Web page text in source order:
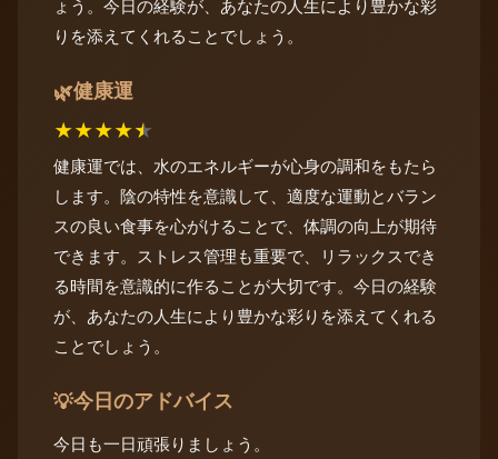
ょう。今日の経験が、あなたの人生により豊かな彩
りを添えてくれることでしょう。
🌿健康運
★★★★★
健康運では、水のエネルギーが心身の調和をもたら
します。陰の特性を意識して、適度な運動とバラン
スの良い食事を心がけることで、体調の向上が期待
できます。ストレス管理も重要で、リラックスでき
る時間を意識的に作ることが大切です。今日の経験
が、あなたの人生により豊かな彩りを添えてくれる
ことでしょう。
💡今日のアドバイス
今日も一日頑張りましょう。